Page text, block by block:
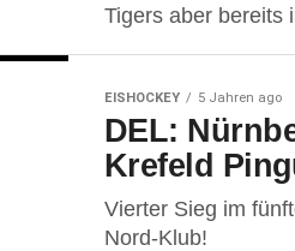
Tigers aber bereits
EISHOCKEY 5 Jahren ago
DEL:
Krefeld
Vierter Sieg im
Nord-Klub!